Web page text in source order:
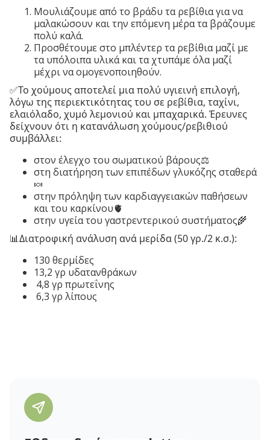
Μουλιάζουμε από το βράδυ τα ρεβίθια για να
μαλακώσουν και την επόμενη μέρα τα βράζουμε
πολύ καλά.
Προσθέτουμε στο μπλέντερ τα ρεβίθια μαζί με
τα υπόλοιπα υλικά και τα χτυπάμε όλα μαζί
μέχρι να ομογενοποιηθούν.
✅Το χούμους αποτελεί μια πολύ υγιεινή επιλογή,
λόγω της περιεκτικότητας του σε ρεβίθια, ταχίνι,
ελαιόλαδο, χυμό λεμονιού και μπαχαρικά. Έρευνες
δείχνουν ότι η κατανάλωση χούμους/ρεβιθιού
συμβάλλει:
στον έλεγχο του σωματικού βάρους⚖️
στη διατήρηση των επιπέδων γλυκόζης σταθερά
🍬
στην πρόληψη των καρδιαγγειακών παθήσεων
και του καρκίνου🫀
στην υγεία του γαστρεντερικού συστήματος🌾
📊Διατροφική ανάλυση ανά μερίδα (50 γρ./2 κ.σ.):
130 θερμίδες⁠
13,2 γρ υδατανθράκων
4,8 γρ πρωτεΐνης⁠
6,3 γρ λίπους⁠